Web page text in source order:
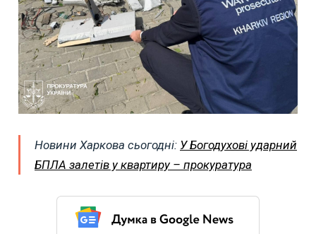
Новини Харкова сьогодні: У Богодухові ударний
БПЛА залетів у квартиру – прокуратура